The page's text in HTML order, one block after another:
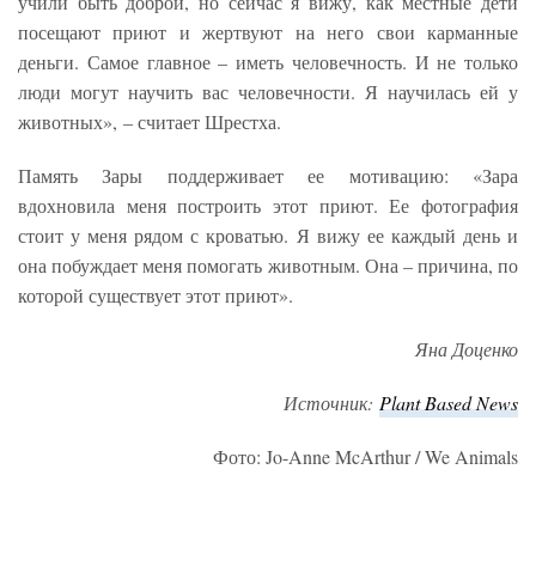
посещают приют и жертвуют на него свои карманные
деньги. Самое главное – иметь человечность. И не только
люди могут научить вас человечности. Я научилась ей у
животных», – считает Шрестха.
Память Зары поддерживает ее мотивацию: «Зара
вдохновила меня построить этот приют. Ее фотография
стоит у меня рядом с кроватью. Я вижу ее каждый день и
она побуждает меня помогать животным. Она – причина, по
которой существует этот приют».
Яна Доценко
Источник: Plant Based News
Фото: Jo-Anne McArthur / We Animals